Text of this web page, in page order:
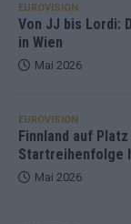
EUROVISION
Von JJ bis Lordi:
in Wien
Mai 2026
EUROVISION
Finnland auf
Startreihenfolge
Mai 2026